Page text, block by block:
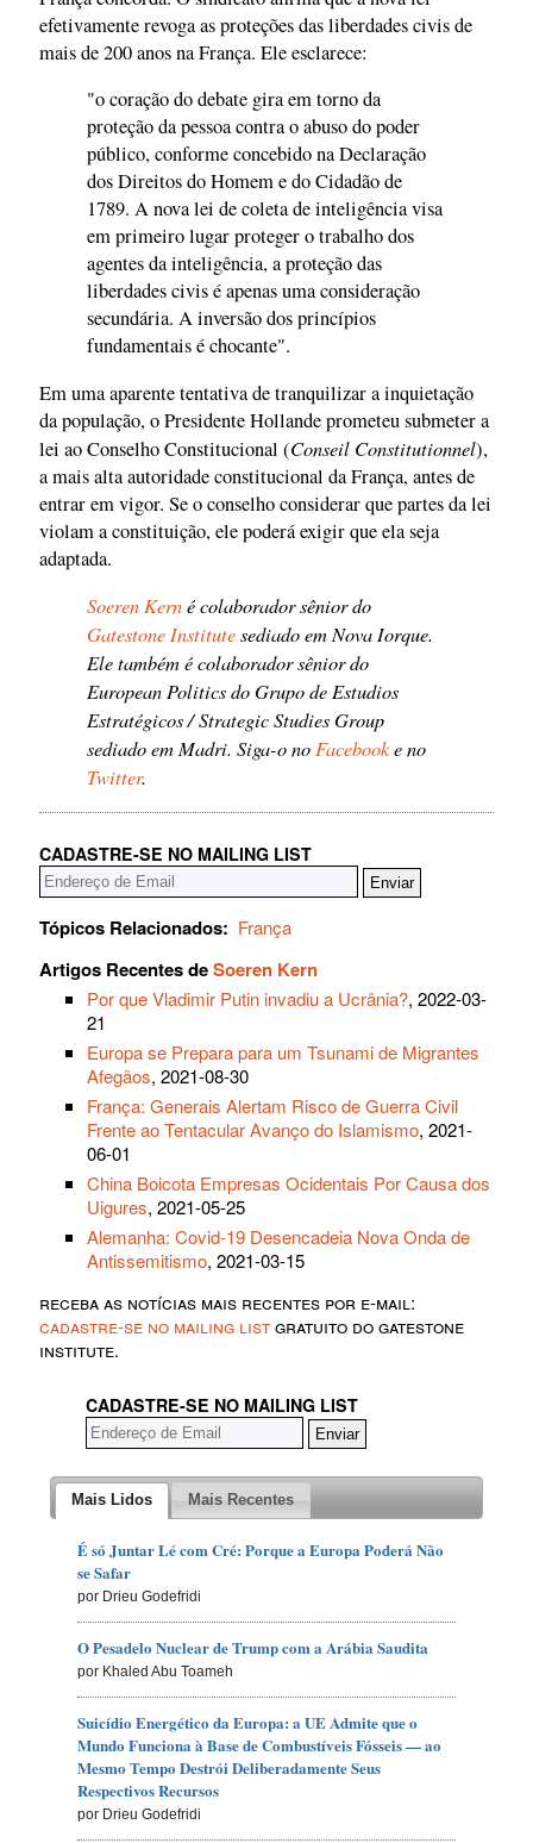
efetivamente revoga as proteções das liberdades civis de
mais de 200 anos na França. Ele esclarece:
"o coração do debate gira em torno da
proteção da pessoa contra o abuso do poder
público, conforme concebido na Declaração
dos Direitos do Homem e do Cidadão de
1789. A nova lei de coleta de inteligência visa
em primeiro lugar proteger o trabalho dos
agentes da inteligência, a proteção das
liberdades civis é apenas uma consideração
secundária. A inversão dos princípios
fundamentais é chocante".
Em uma aparente tentativa de tranquilizar a inquietação
da população, o Presidente Hollande prometeu submeter a
lei ao Conselho Constitucional (Conseil Constitutionnel),
a mais alta autoridade constitucional da França, antes de
entrar em vigor. Se o conselho considerar que partes da lei
violam a constituição, ele poderá exigir que ela seja
adaptada.
Soeren Kerné colaborador sênior do
Gatestone Institutesediado em Nova Iorque.
Ele também é colaborador sênior do
European Politics do Grupo de Estudios
Estratégicos / Strategic Studies Group
sediado em Madri. Siga-o no Facebooke no
Twitter.
CADASTRE-SE NO MAILING LIST
Tópicos Relacionados: França
Artigos Recentes deSoeren Kern
Por que Vladimir Putin invadiu a Ucrânia?, 2022-03-
21
Europa se Prepara para um Tsunami de Migrantes
Afegãos, 2021-08-30
França: Generais Alertam Risco de Guerra Civil
Frente ao Tentacular Avanço do Islamismo, 2021-
06-01
China Boicota Empresas Ocidentais Por Causa dos
Uigures, 2021-05-25
Alemanha: Covid-19 Desencadeia Nova Onda de
Antissemitismo, 2021-03-15
receba as notícias mais recentes por e-mail:
cadastre-se no mailing listgratuito do gatestone
institute.
CADASTRE-SE NO MAILING LIST
Mais Lidos Mais Recentes
É só Juntar Lé com Cré: Porque a Europa Poderá Não
se Safar
por Drieu Godefridi
O Pesadelo Nuclear de Trump com a Arábia Saudita
por Khaled Abu Toameh
Suicídio Energético da Europa: a UE Admite que o
Mundo Funciona à Base de Combustíveis Fósseis — ao
Mesmo Tempo Destrói Deliberadamente Seus
Respectivos Recursos
por Drieu Godefridi